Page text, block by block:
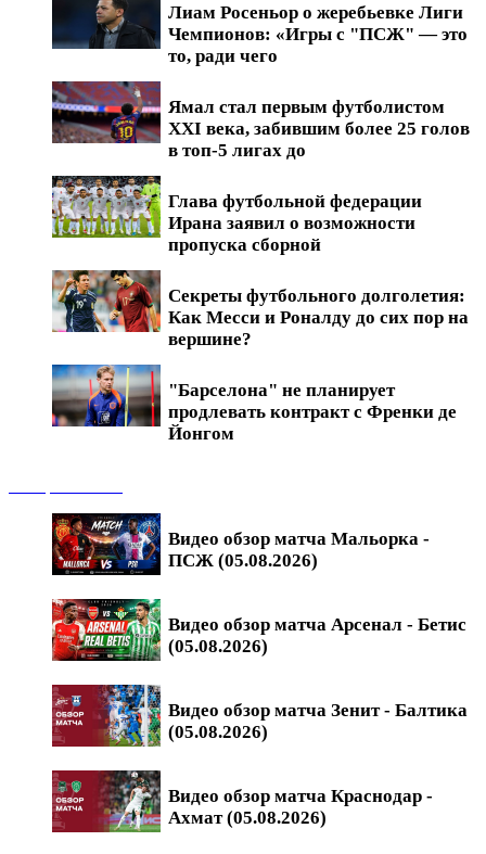
Лиам Росеньор о жеребьевке Лиги
Чемпионов: «Игры с "ПСЖ" — это
то, ради чего
Ямал стал первым футболистом
XXI века, забившим более 25 голов
в топ-5 лигах до
Глава футбольной федерации
Ирана заявил о возможности
пропуска сборной
Секреты футбольного долголетия:
Как Месси и Роналду до сих пор на
вершине?
"Барселона" не планирует
продлевать контракт с Френки де
Йонгом
Видео обзор матча Мальорка -
ПСЖ (05.08.2026)
Видео обзор матча Арсенал - Бетис
(05.08.2026)
Видео обзор матча Зенит - Балтика
(05.08.2026)
Видео обзор матча Краснодар -
Ахмат (05.08.2026)